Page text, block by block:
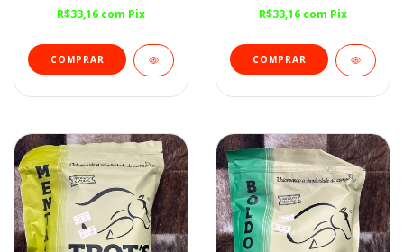
R$33,16 com Pix R$33,16 com Pix